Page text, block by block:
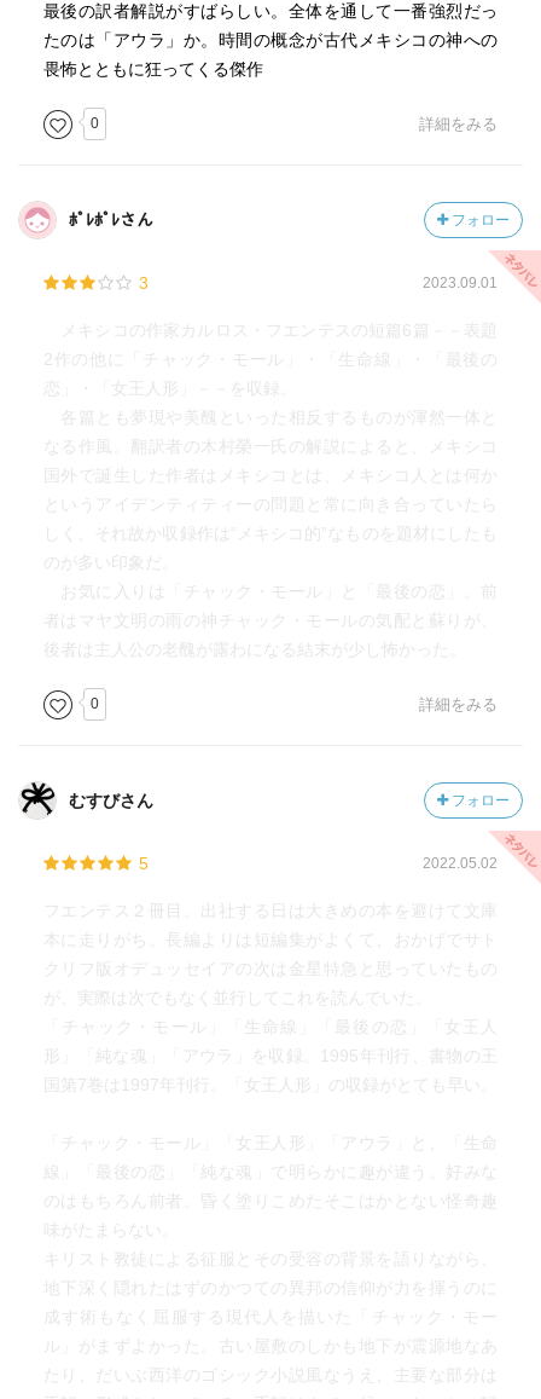
最後の訳者解説がすばらしい。全体を通して一番強烈だっ
たのは「アウラ」か。時間の概念が古代メキシコの神への
畏怖とともに狂ってくる傑作
0 詳細をみる
ﾎﾟﾚﾎﾟﾚさん フォロー
3 2023.09.01
メキシコの作家カルロス・フエンテスの短篇6篇－－表題
2作の他に「チャック・モール」・「生命線」・「最後の
恋」・「女王人形」－－を収録。
各篇とも夢現や美醜といった相反するものが渾然一体と
なる作風。翻訳者の木村榮一氏の解説によると、メキシコ
国外で誕生した作者はメキシコとは、メキシコ人とは何か
というアイデンティティーの問題と常に向き合っていたら
しく、それ故か収録作は“メキシコ的”なものを題材にしたも
のが多い印象だ。
お気に入りは「チャック・モール」と「最後の恋」。前
者はマヤ文明の雨の神チャック・モールの気配と蘇りが、
後者は主人公の老醜が露わになる結末が少し怖かった。
0 詳細をみる
むすびさん フォロー
5 2022.05.02
フエンテス２冊目。出社する日は大きめの本を避けて文庫
本に走りがち。長編よりは短編集がよくて、おかげでサト
クリフ版オデュッセイアの次は金星特急と思っていたもの
が、実際は次でもなく並行してこれを読んでいた。
「チャック・モール」「生命線」「最後の恋」「女王人
形」「純な魂」「アウラ」を収録。1995年刊行、書物の王
国第7巻は1997年刊行。「女王人形」の収録がとても早い。
「チャック・モール」「女王人形」「アウラ」と、「生命
線」「最後の恋」「純な魂」で明らかに趣が違う。好みな
のはもちろん前者。昏く塗りこめたそこはかとない怪奇趣
味がたまらない。
キリスト教徒による征服とその受容の背景を語りながら、
地下深く隠れたはずのかつての異邦の信仰が力を揮うのに
成す術もなく屈服する現代人を描いた「チャック・モー
ル」がまずよかった。古い屋敷のしかも地下が震源地なあ
たり、だいぶ西洋のゴシック小説風なうえ、主要な部分は